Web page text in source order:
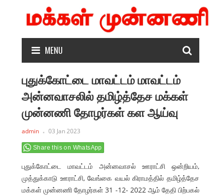
MENU
புதுக்கோட்டை மாவட்டம் மாவட்டம்
அன்னவாசலில் தமிழ்த்தேச மக்கள்
முன்னணி தோழர்கள் கள ஆய்வு
admin 03 Jan 2023
Share this on WhatsApp
புதுக்கோட்டை மாவட்டம் அன்னவாசல் ஊராட்சி ஒன்றியம்,
முத்துக்காடு ஊராட்சி, வேங்கை வயல் கிராமத்தில் தமிழ்த்தேச
மக்கள் முன்னணி தோழர்கள் 31 -12- 2022 ஆம் தேதி பிற்பகல்